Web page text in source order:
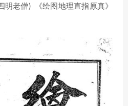
明老僧) 《绘图地理直指原真》